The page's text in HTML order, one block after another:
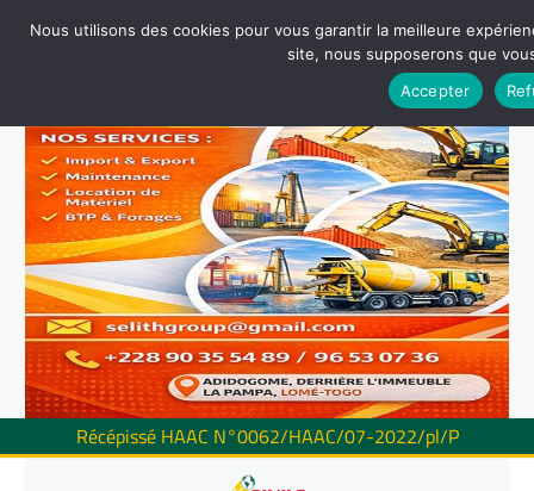
Récépissé HAAC N°0062/HAAC/07-2022/pl/P
Nous utilisons des cookies pour vous garantir la meilleure
site, nous supposerons que
Accepter